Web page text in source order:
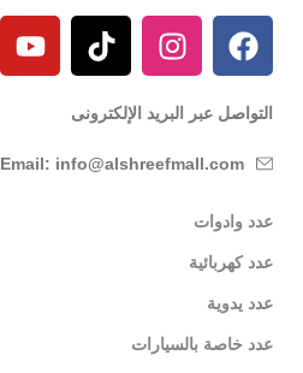
التواصل عبر البريد الإلكترونى
Email: info@alshreefmall.com
عدد وادوات
عدد كهربائية
عدد يدوية
عدد خاصة بالسيارات